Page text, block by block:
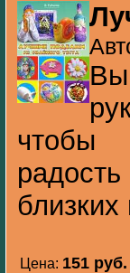
Вы
чтобы
Цена: 151 pуб.